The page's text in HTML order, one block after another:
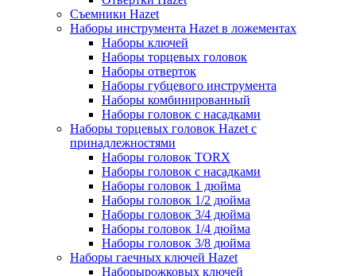
Съемники Hazet
Наборы инструмента Hazet в ложементах
Наборы ключей
Наборы торцевых головок
Наборы отверток
Наборы губцевого инструмента
Наборы комбинированный
Наборы головок с насадками
Наборы торцевых головок Hazet с
принадлежностями
Наборы головок TORX
Наборы головок с насадками
Наборы головок 1 дюйма
Наборы головок 1/2 дюйма
Наборы головок 3/4 дюйма
Наборы головок 1/4 дюйма
Наборы головок 3/8 дюйма
Наборы гаечных ключей Hazet
Наборырожковых ключей